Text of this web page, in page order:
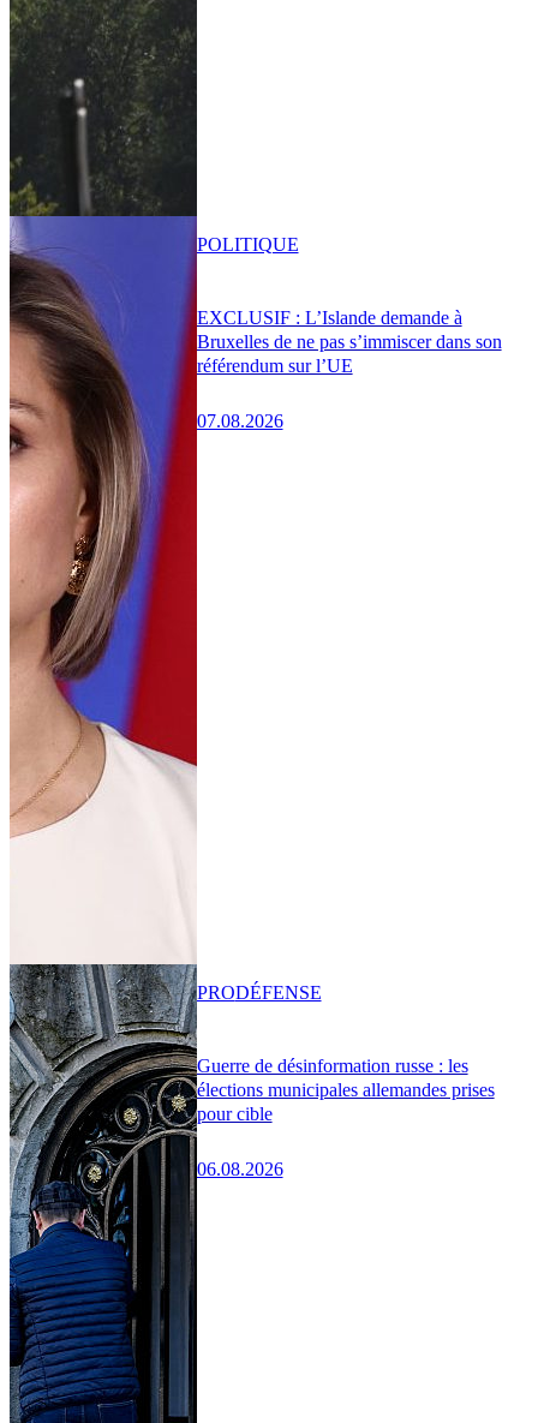
EXCLUSIF : L’Islande demande à
Bruxelles de ne pas s’immiscer dans son
référendum sur l’UE
07.08.2026
POLITIQUE
Guerre de désinformation russe : les
élections municipales allemandes prises
pour cible
06.08.2026
PRODÉFENSE